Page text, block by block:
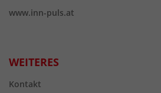
www.inn-puls.at
WEITERES
Kontakt